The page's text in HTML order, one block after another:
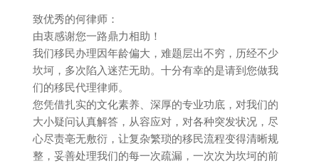
致优秀的何律师：
由衷感谢您一路鼎力相助！
我们移民办理因年龄偏大，难题层出不穷，历经不少
坎坷，多次陷入迷茫无助。十分有幸的是请到您做我
们的移民代理律师。
您凭借扎实的文化素养、深厚的专业功底，对我们的
大小疑问认真解答，从容应对，对各种突发状况，尽
心尽责亳无敷衍，让复杂繁琐的移民流程变得清晰规
整，妥善处理我们的每一次疏漏，一次次为坎坷的前